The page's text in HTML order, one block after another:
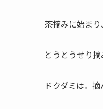
茶摘みに始ま
とうとうせり
ドクダミは。